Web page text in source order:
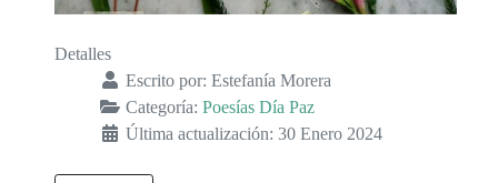
Detalles
Escrito por: Estefanía Morera
Categoría: Poesías Día Paz
Última actualización: 30 Enero 2024